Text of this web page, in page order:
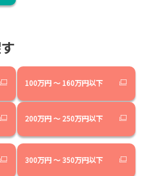
100万円 ～ 160万円以下
200万円 ～ 250万円以下
300万円 ～ 350万円以下